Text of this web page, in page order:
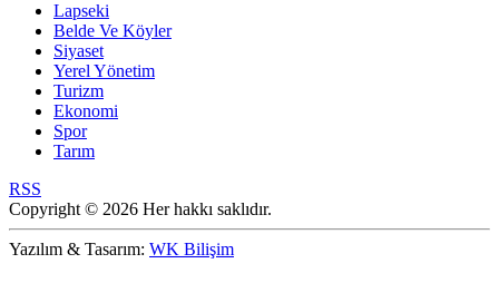
Lapseki
Belde Ve Köyler
Siyaset
Yerel Yönetim
Turizm
Ekonomi
Spor
Tarım
RSS
Copyright © 2026 Her hakkı saklıdır.
Yazılım & Tasarım: WK Bilişim